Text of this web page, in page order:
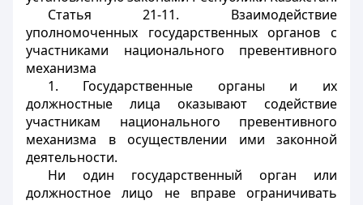
Статья 21-11. Взаимодействие
уполномоченных государственных органов с
участниками национального превентивного
механизма
1. Государственные органы и их
должностные лица оказывают содействие
участникам национального превентивного
механизма в осуществлении ими законной
деятельности.
Ни один государственный орган или
должностное лицо не вправе ограничивать